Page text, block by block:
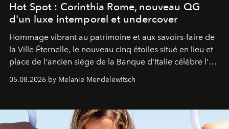
Hot Spot : Corinthia Rome, nouveau QG
d'un luxe intemporel et undercover
Hommage vibrant au patrimoine et aux savoirs-faire de
la Ville Éternelle, le nouveau cinq étoiles situé en lieu et
place de l'ancien siège de la Banque d'Italie célèbre l'art
de vivre Romain dans toute son élégance intemporelle.
05.08.2026 by Melanie Mendelewitsch